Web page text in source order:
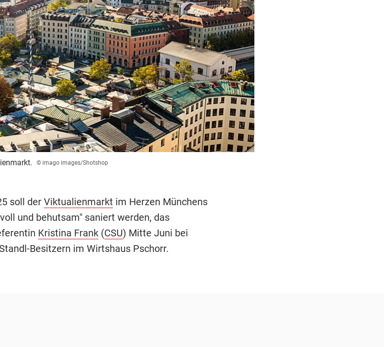
© imago images/Shotshop
soll der Viktualienmarkt im Herzen Münchens
und behutsam" saniert werden, das
Kristina Frank(CSU) Mitte Juni bei
Besitzern im Wirtshaus Pschorr.